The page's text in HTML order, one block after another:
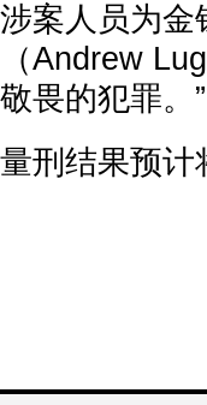
涉案人员为金
（Andrew
敬畏的犯罪。”
量刑结果预计